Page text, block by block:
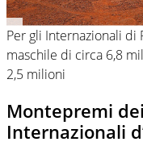
Per gli Internazionali
maschile di circa 6,8
2,5 milioni
Montepremi
Internazionali